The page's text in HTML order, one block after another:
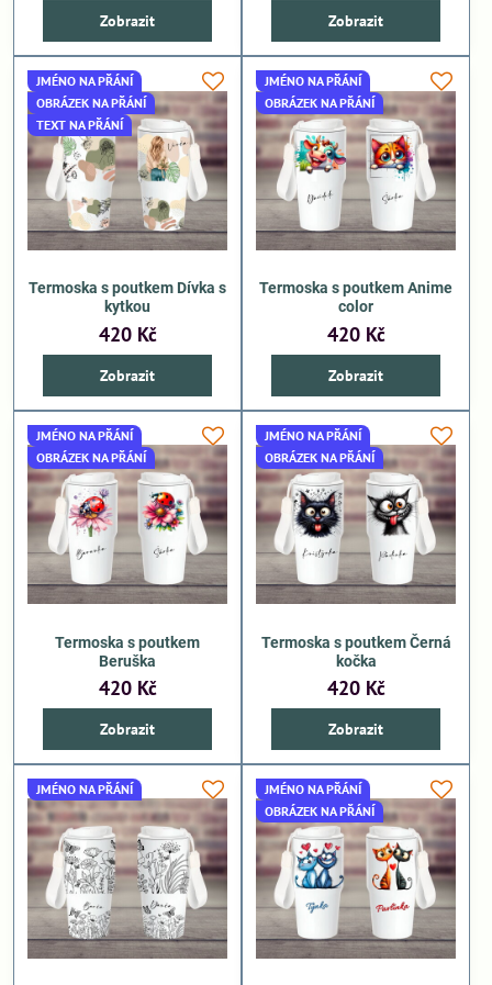
Zobrazit Zobrazit
JMÉNO NA PŘÁNÍ
OBRÁZEK NA PŘÁNÍ
TEXT NA PŘÁNÍ
Termoska s poutkem Dívka s
kytkou
420 Kč
Zobrazit
JMÉNO NA PŘÁNÍ
OBRÁZEK NA PŘÁNÍ
Termoska s poutkem Anime
color
420 Kč
Zobrazit
JMÉNO NA PŘÁNÍ
OBRÁZEK NA PŘÁNÍ
Termoska s poutkem
Beruška
420 Kč
Zobrazit
JMÉNO NA PŘÁNÍ
OBRÁZEK NA PŘÁNÍ
Termoska s poutkem Černá
kočka
420 Kč
Zobrazit
JMÉNO NA PŘÁNÍ
JMÉNO NA PŘÁNÍ
OBRÁZEK NA PŘÁNÍ